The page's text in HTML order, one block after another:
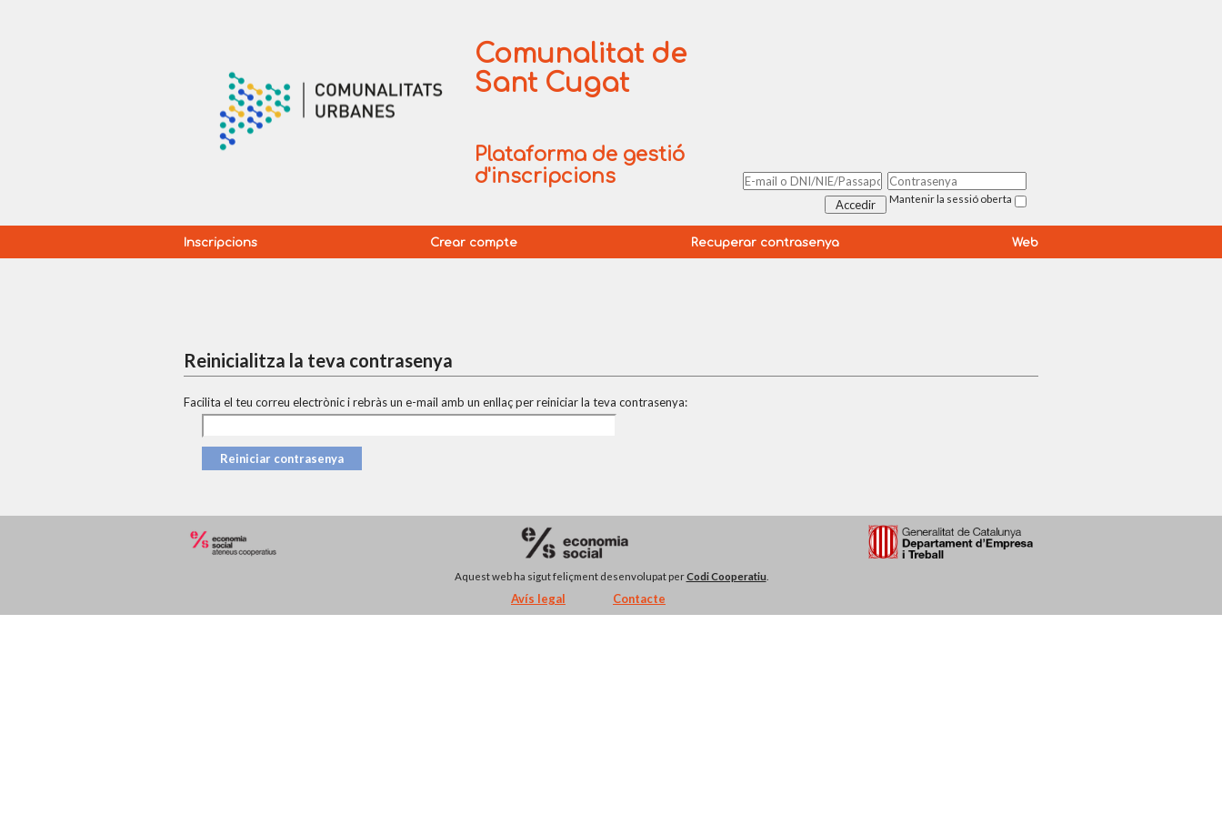
Comunalitat de
Sant Cugat
Plataforma de gestió
d'inscripcions
Mantenir la sessió oberta
Web
Recuperar contrasenya
Crear compte
Inscripcions
Reinicialitza la teva contrasenya
Facilita el teu correu electrònic i rebràs un e-mail amb un enllaç per reiniciar la teva contrasenya:
Aquest web ha sigut feliçment desenvolupat perCodi Cooperatiu
Avís legal Contacte